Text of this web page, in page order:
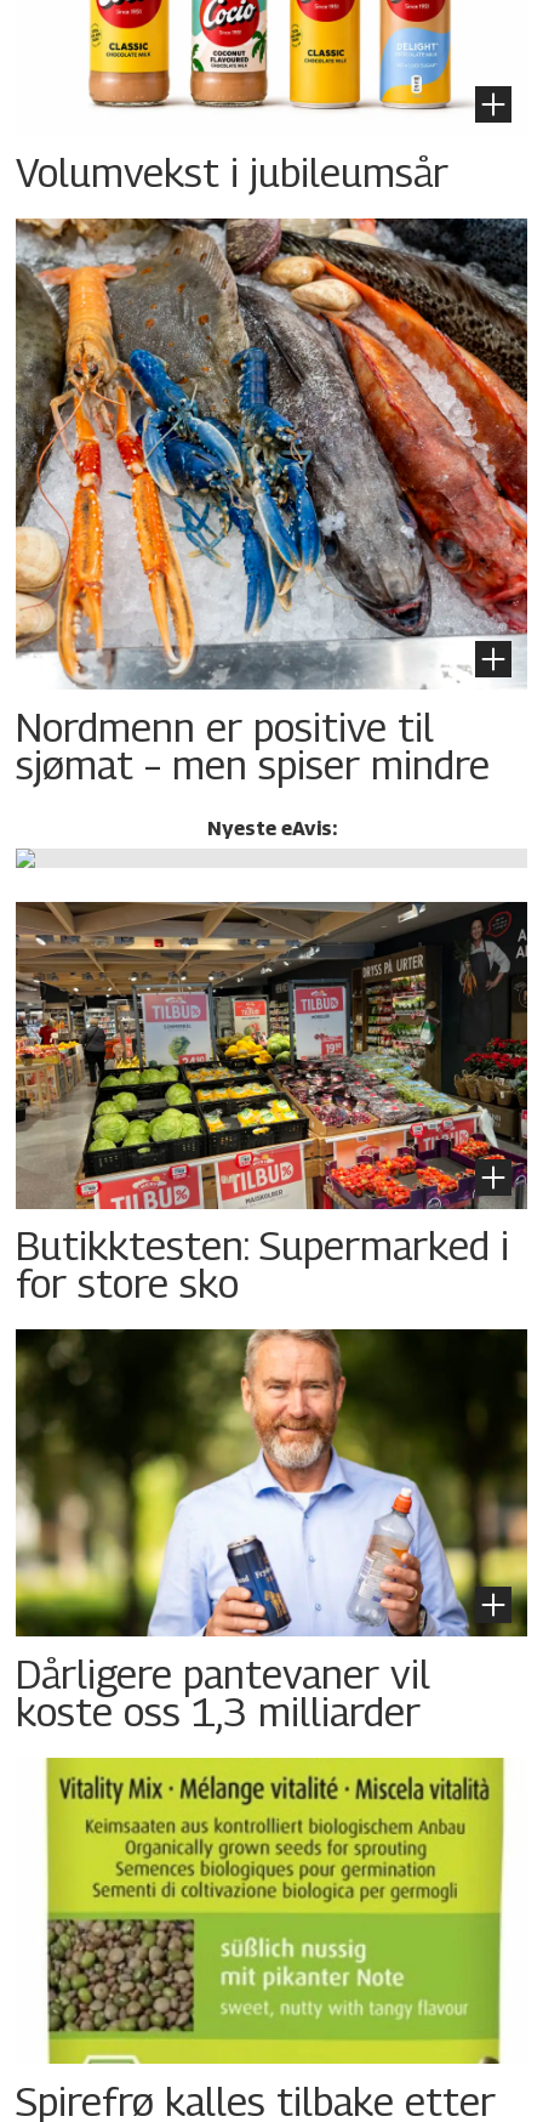
Volumvekst i jubileumsår
Nordmenn er positive til
sjømat – men spiser mindre
Nyeste eAvis:
Butikktesten: Supermarked i
for store sko
Dårligere pantevaner vil
koste oss 1,3 milliarder
Spirefrø kalles tilbake etter